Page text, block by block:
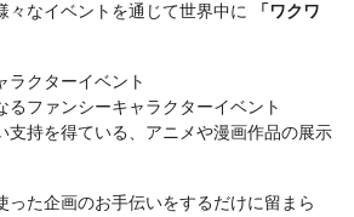
々なイベントを通じて世界中に
「ワクワ
ラクターイベント
るファンシーキャラクターイベント
支持を得ている、アニメや漫画作品の展示
った企画のお手伝いをするだけに留まら